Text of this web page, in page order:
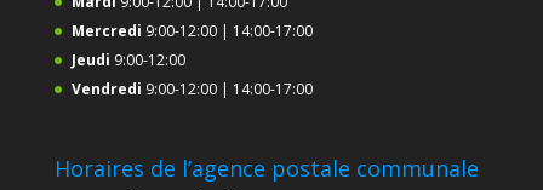
Mercredi 9:00-12:00 | 14:00-17:00
Jeudi 9:00-12:00
Vendredi 9:00-12:00 | 14:00-17:00
Horaires de l’agence postale communale